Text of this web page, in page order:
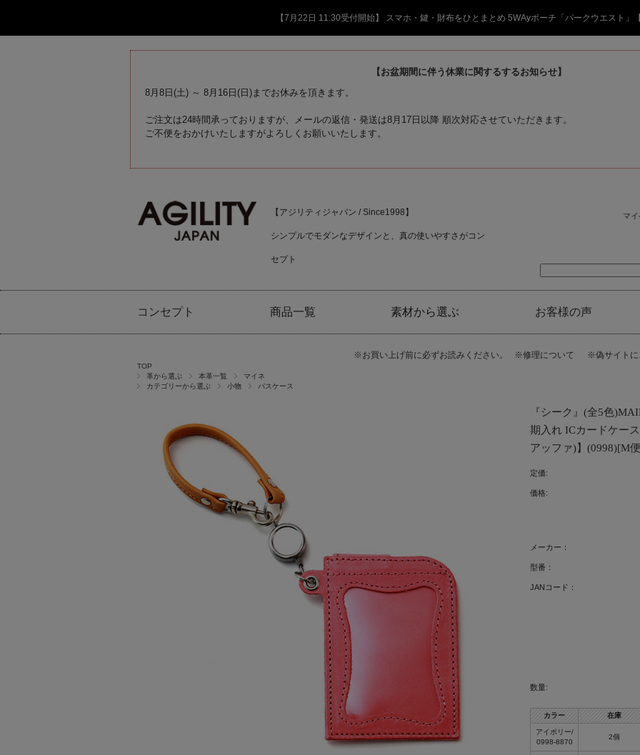
【7月22日 11:30受付開始】 スマホ・鍵・財布をひとまとめ 5WAyポーチ「パークウエスト」
【お盆期間に伴う休業に関するするお知らせ】
8月8日(土) ～ 8月16日(日)までお休みを頂きます。
ご注文は24時間承っておりますが、メールの返信・発送は8月17日以降 順次対応させていただきます。
ご不便をおかけいたしますがよろしくお願いいたします。
【アジリティジャパン / Since1998】
シンプルでモダンなデザインと、真の使いやすさがコン
セプト
マ
コンセプト 商品一覧 素材から選ぶ お客様の声
※お買い上げ前に必ずお読みください。 ※修理について ※偽サイト
TOP
革から選ぶ
本革一覧
マイネ
カテゴリーから選ぶ
小物 パスケース
『シーク』(全5色
期入れ ICカードケー
アッファ)】(0998)[M
定価:
価格:
メーカー：
型番：
JANコード：
数量:
カラー 在庫
アイボリー/
0998-8870
2個